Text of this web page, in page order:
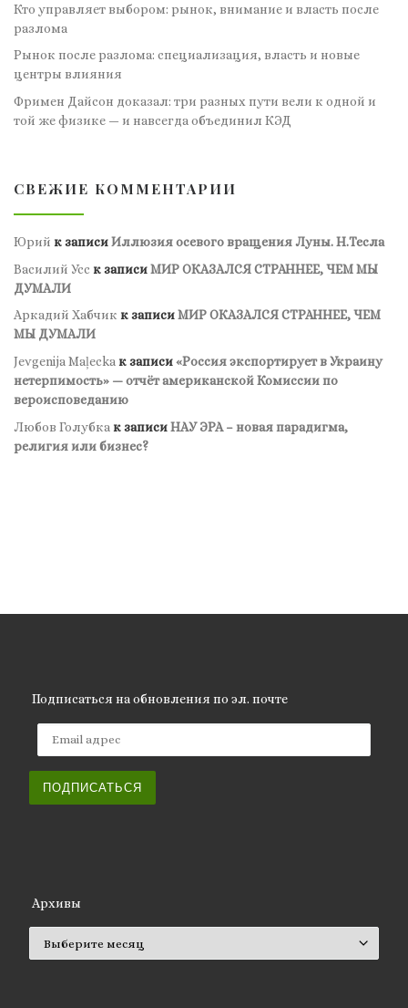
Кто управляет выбором: рынок, внимание и власть после
разлома
Рынок после разлома: специализация, власть и новые
центры влияния
Фримен Дайсон доказал: три разных пути вели к одной и
той же физике — и навсегда объединил КЭД
СВЕЖИЕ КОММЕНТАРИИ
Юрий к записиИллюзия осевого вращения Луны. Н.Тесла
Василий Усс к записиМИР ОКАЗАЛСЯ СТРАННЕЕ, ЧЕМ МЫ
ДУМАЛИ
Аркадий Хабчик к записиМИР ОКАЗАЛСЯ СТРАННЕЕ, ЧЕМ
МЫ ДУМАЛИ
Jevgenija Maļecka к записи«Россия экспортирует в Украину
нетерпимость» — отчёт американской Комиссии по
вероисповеданию
Любов Голубка к записиНАУ ЭРА – новая парадигма,
религия или бизнес?
Подписаться на обновления по эл. почте
ПОДПИСАТЬСЯ
Архивы